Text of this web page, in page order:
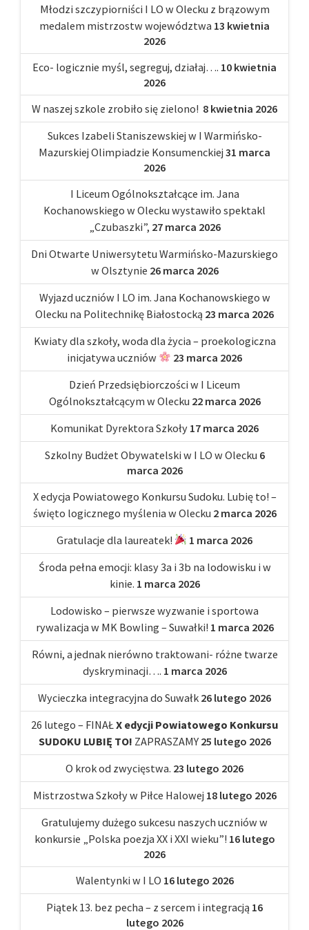
Młodzi szczypiorniści I LO w Olecku z brązowym
medalem mistrzostw województwa 13 kwietnia
2026
Eco- logicznie myśl, segreguj, działaj…. 10 kwietnia
2026
W naszej szkole zrobiło się zielono! 8 kwietnia 2026
Sukces Izabeli Staniszewskiej w I Warmińsko-
Mazurskiej Olimpiadzie Konsumenckiej 31 marca
2026
I Liceum Ogólnokształcące im. Jana
Kochanowskiego w Olecku wystawiło spektakl
„Czubaszki”, 27 marca 2026
Dni Otwarte Uniwersytetu Warmińsko-Mazurskiego
w Olsztynie 26 marca 2026
Wyjazd uczniów I LO im. Jana Kochanowskiego w
Olecku na Politechnikę Białostocką 23 marca 2026
Kwiaty dla szkoły, woda dla życia – proekologiczna
inicjatywa uczniów
23 marca 2026
Dzień Przedsiębiorczości w I Liceum
Ogólnokształcącym w Olecku 22 marca 2026
Komunikat Dyrektora Szkoły 17 marca 2026
Szkolny Budżet Obywatelski w I LO w Olecku 6
marca 2026
X edycja Powiatowego Konkursu Sudoku. Lubię to! –
święto logicznego myślenia w Olecku 2 marca 2026
Gratulacje dla laureatek!
1 marca 2026
Środa pełna emocji: klasy 3a i 3b na lodowisku i w
kinie. 1 marca 2026
Lodowisko – pierwsze wyzwanie i sportowa
rywalizacja w MK Bowling – Suwałki! 1 marca 2026
Równi, a jednak nierówno traktowani- różne twarze
dyskryminacji…. 1 marca 2026
Wycieczka integracyjna do Suwałk 26 lutego 2026
26 lutego – FINAŁ X edycji Powiatowego Konkursu
SUDOKU LUBIĘ TO! ZAPRASZAMY 25 lutego 2026
O krok od zwycięstwa. 23 lutego 2026
Mistrzostwa Szkoły w Piłce Halowej 18 lutego 2026
Gratulujemy dużego sukcesu naszych uczniów w
konkursie „Polska poezja XX i XXI wieku”! 16 lutego
2026
Walentynki w I LO 16 lutego 2026
Piątek 13. bez pecha – z sercem i integracją 16
lutego 2026